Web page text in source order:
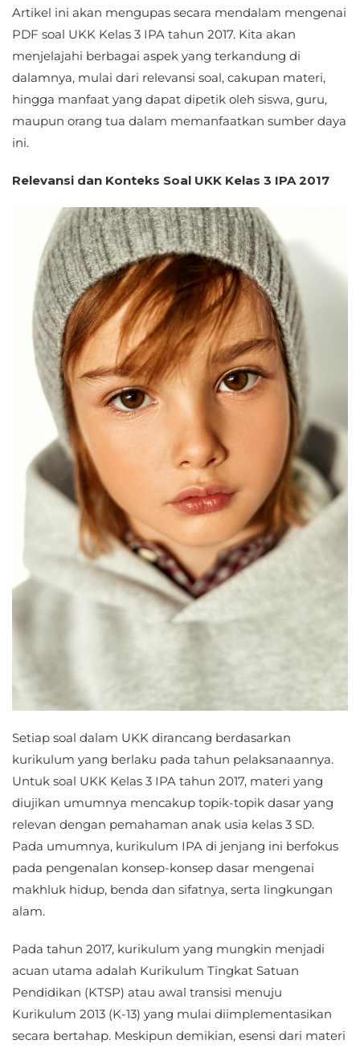
Artikel ini akan mengupas secara mendalam mengenai
PDF soal UKK Kelas 3 IPA tahun 2017. Kita akan
menjelajahi berbagai aspek yang terkandung di
dalamnya, mulai dari relevansi soal, cakupan materi,
hingga manfaat yang dapat dipetik oleh siswa, guru,
maupun orang tua dalam memanfaatkan sumber daya
ini.
Relevansi dan Konteks Soal UKK Kelas 3 IPA 2017
Setiap soal dalam UKK dirancang berdasarkan
kurikulum yang berlaku pada tahun pelaksanaannya.
Untuk soal UKK Kelas 3 IPA tahun 2017, materi yang
diujikan umumnya mencakup topik-topik dasar yang
relevan dengan pemahaman anak usia kelas 3 SD.
Pada umumnya, kurikulum IPA di jenjang ini berfokus
pada pengenalan konsep-konsep dasar mengenai
makhluk hidup, benda dan sifatnya, serta lingkungan
alam.
Pada tahun 2017, kurikulum yang mungkin menjadi
acuan utama adalah Kurikulum Tingkat Satuan
Pendidikan (KTSP) atau awal transisi menuju
Kurikulum 2013 (K-13) yang mulai diimplementasikan
secara bertahap. Meskipun demikian, esensi dari materi